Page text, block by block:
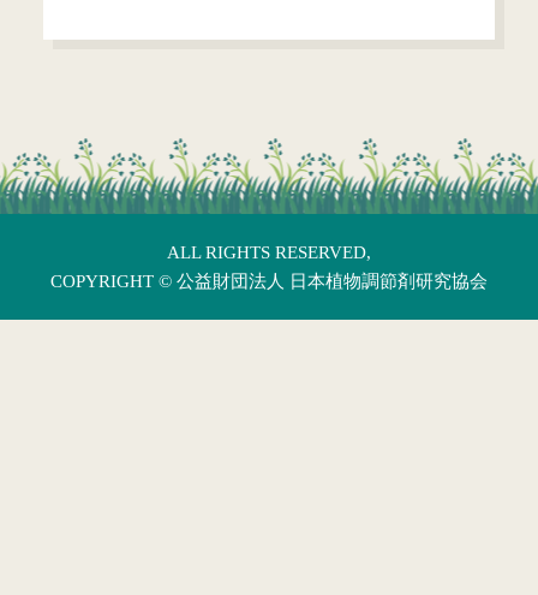
ALL RIGHTS RESERVED,
COPYRIGHT © 公益財団法人 日本植物調節剤研究協会